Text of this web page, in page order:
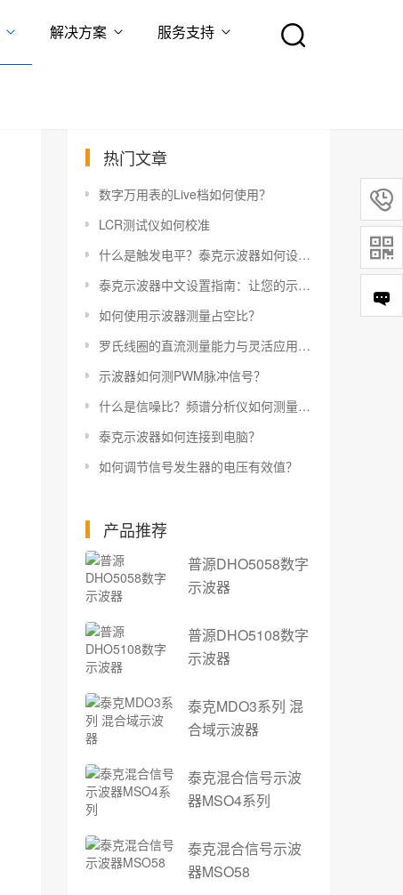
解决方案 服务支持
热门文章
数字万用表的Live档如何使用？
LCR测试仪如何校准
什么是触发电平？泰克示波器如何设置触发电平？
泰克示波器中文设置指南：让您的示波器更易于使用
如何使用示波器测量占空比？
罗氏线圈的直流测量能力与灵活应用指南
示波器如何测PWM脉冲信号？
什么是信噪比？频谱分析仪如何测量信噪比？
泰克示波器如何连接到电脑？
如何调节信号发生器的电压有效值？
产品推荐
普源DHO5058数字
示波器
普源DHO5108数字
示波器
泰克MDO3系列 混
合域示波器
泰克混合信号示波
器MSO4系列
泰克混合信号示波
器MSO58

